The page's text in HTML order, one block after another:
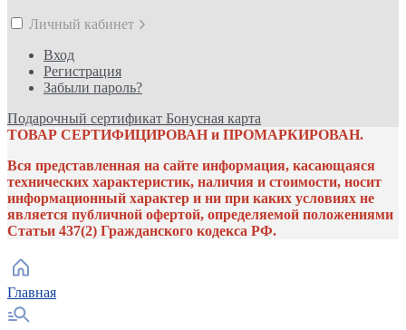
Личный кабинет
Вход
Регистрация
Забыли пароль?
Подарочный сертификат Бонусная карта
ТОВАР СЕРТИФИЦИРОВАН и ПРОМАРКИРОВАН.
Вся представленная на сайте информация, касающаяся
технических характеристик, наличия и стоимости, носит
информационный характер и ни при каких условиях не
является публичной офертой, определяемой положениями
Статьи 437(2) Гражданского кодекса РФ.
Главная